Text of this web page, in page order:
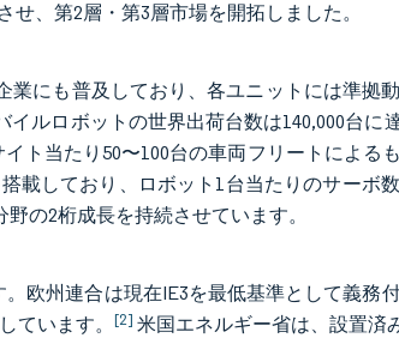
、第2層・第3層市場を開拓しました。
にも普及しており、各ユニットには準拠
ルロボットの世界出荷台数は140,000台に
ト当たり50〜100台の車両フリートによる
載しており、ロボット1台当たりのサーボ
の2桁成長を持続させています。
欧州連合は現在IE3を最低基準として義務
ています。 [2] 米国エネルギー省は、設置済